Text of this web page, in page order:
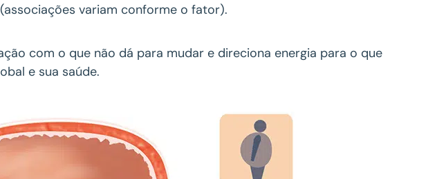
variam conforme o fator).
com o que não dá para mudar e direciona energia para o que
e sua saúde.